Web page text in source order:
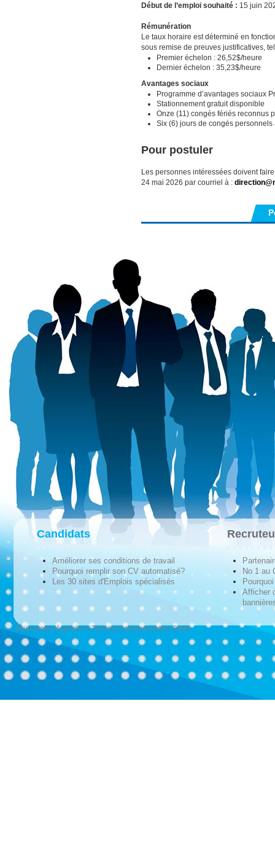
Début de l’emploi souhaité : 15 juin
Rémunération
Le taux horaire est déterminé en
sous remise de preuves justificatives,
Premier échelon : 26,52$/heure
Dernier échelon : 35,23$/heure
Avantages sociaux
Programme d’avantages sociaux
Stationnement gratuit disponible
Onze (11) congés fériés reconnus
Six (6) jours de congés personnels
Pour postuler
Les personnes intéressées doivent
24 mai 2026 par courriel à :
Candidats
Améliorer ses conditions de travail
Pourquoi remplir son CV automatisé?
Les 30 sites d'Emplois spécialisés
No 1 au
Afficher
Tous droits réservés © Techno-Communication 2026